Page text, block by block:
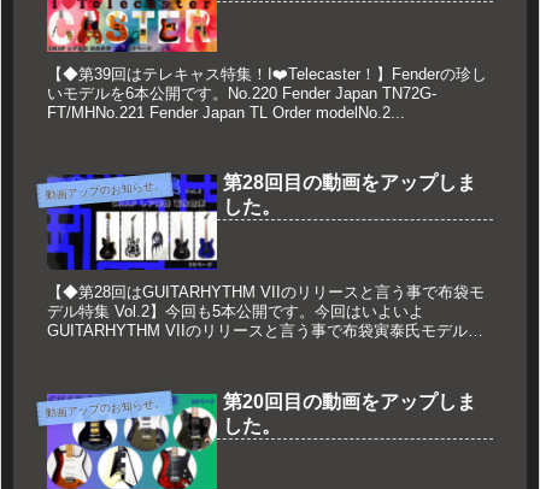
【◆第39回はテレキャス特集！I❤️Telecaster！】Fenderの珍し
いモデルを6本公開です。No.220 Fender Japan TN72G-
FT/MHNo.221 Fender Japan TL Order modelNo.2...
動画アップのお知らせ。
第28回目の動画をアップしま
した。
【◆第28回はGUITARHYTHM VIIのリリースと言う事で布袋モ
デル特集 Vol.2】今回も5本公開です。今回はいよいよ
GUITARHYTHM VIIのリリースと言う事で布袋寅泰氏モデル特
動画アップのお知らせ。
第20回目の動画をアップしま
した。